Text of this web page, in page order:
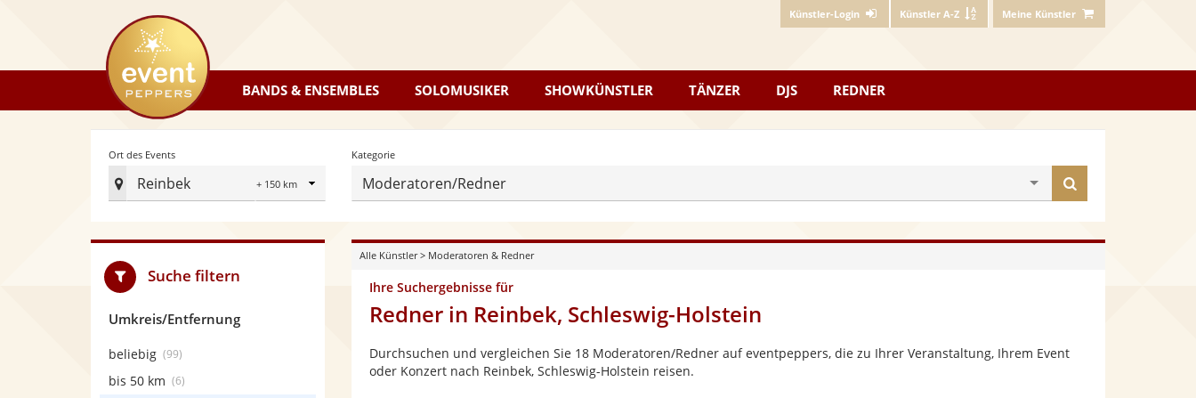
Künstler-Login Künstler A-Z Meine Künstler
eventpeppers
BANDS & ENSEMBLES SOLOMUSIKER SHOWKÜNSTLER TÄNZER DJS REDNER
Ort des Events
Reinbek
Radius
Ort
Events
festlegen
Kategorie
Moderatoren/Redner
finden
Alle Künstler> Moderatoren & Redner
Ihre Suchergebnisse für
Redner in Reinbek, Schleswig-Holstein
Durchsuchen und vergleichen Sie 18 Moderatoren/Redner auf eventpeppers, die zu Ihrer Veranstaltung, Ihrem Event
oder Konzert nach Reinbek, Schleswig-Holstein reisen.
Suche filtern
Umkreis/Entfernung
beliebig (99)
bis 50 km (6)